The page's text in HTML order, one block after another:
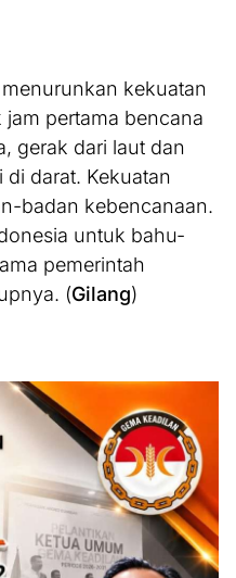
kekuatan
pertama bencana
gerak dari laut dan
darat. Kekuatan
badan kebencanaan.
untuk bahu-
pemerintah
(Gilang)